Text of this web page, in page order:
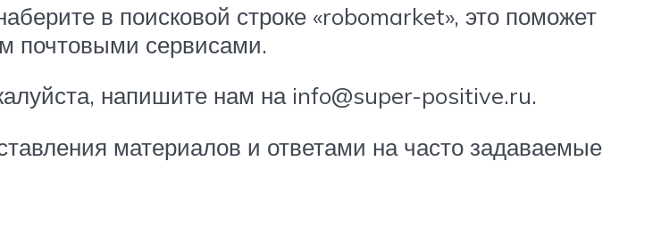
в поисковой строке «robomarket», это поможет
почтовыми сервисами.
напишите нам на info@super-positive.ru.
материалов и ответами на часто задаваемые